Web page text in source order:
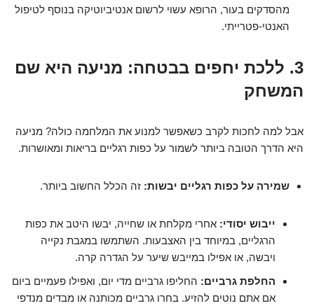
מהסדקים בעור, הרופא עשוי לרשום אנטיביוטיקה בנוסף לטיפול
האנטי-פטרייתי.
3. ללכת יחפים בבטחה: מניעה היא שם
המשחק
אבל למה לחכות לקרב כשאפשר למנוע את המלחמה כולה? מניעה
היא הדרך הטובה ביותר לשמור על כפות רגליים בריאות ומאושרות.
שמירה על כפות רגליים יבשות: זה הכלל החשוב ביותר.
ייבוש יסודי: אחרי מקלחת או שחייה, יבשו היטב את כפות
הרגליים, במיוחד בין האצבעות. השתמשו במגבת נקייה
ויבשה, או אפילו במייבש שיער על הגדרה קרה.
החלפת גרביים: החליפו גרביים מדי יום, ואפילו פעמיים ביום
אם אתם נוטים להזיע. בחרו גרביים מכותנה או מבדים מנדפי